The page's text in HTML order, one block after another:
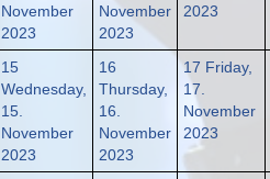
November
2023
November
2023
2023
15
Wednesday,
15.
November
2023
16
Thursday,
16.
November
2023
17 Friday,
17.
November
2023